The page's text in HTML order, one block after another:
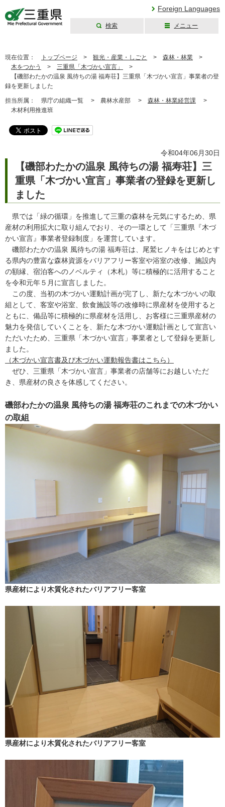
Foreign Languages
検索 メニュー
現在位置： トップページ > 観光・産業・しごと > 森林・林業 >
木をつかう
> 三重県「木づかい宣言」
>
【磯部わたかの温泉 風待ちの湯 福寿荘】三重県「木づかい宣言」事業者の登
録を更新しました
担当所属： 県庁の組織一覧 > 農林水産部 > 森林・林業経営課 >
木材利用推進班
令和04年06月30日
【磯部わたかの温泉 風待ちの湯 福寿荘】三
重県「木づかい宣言」事業者の登録を更新し
ました
県では「緑の循環」を推進して三重の森林を元気にするため、県
産材の利用拡大に取り組んでおり、その一環として「三重県『木づ
かい宣言』事業者登録制度」を運営しています。
磯部わたかの温泉 風待ちの湯 福寿荘は、尾鷲ヒノキをはじめとす
る県内の豊富な森林資源をバリアフリー客室や浴室の改修、施設内
の額縁、宿泊客へのノベルティ（木札）等に積極的に活用すること
を令和元年５月に宣言しました。
この度、当初の木づかい運動計画が完了し、新たな木づかいの取
組として、客室や浴室、飲食施設等の改修時に県産材を使用すると
ともに、備品等に積極的に県産材を活用し、お客様に三重県産材の
魅力を発信していくことを、新たな木づかい運動計画として宣言い
ただいたため、三重県「木づかい宣言」事業者として登録を更新し
ました。
（木づかい宣言書及び木づかい運動報告書はこちら）
ぜひ、三重県「木づかい宣言」事業者の店舗等にお越しいただ
き、県産材の良さを体感してください。
磯部わたかの温泉 風待ちの湯 福寿荘のこれまでの木づかい
の取組
県産材により木質化されたバリアフリー客室
県産材により木質化されたバリアフリー客室